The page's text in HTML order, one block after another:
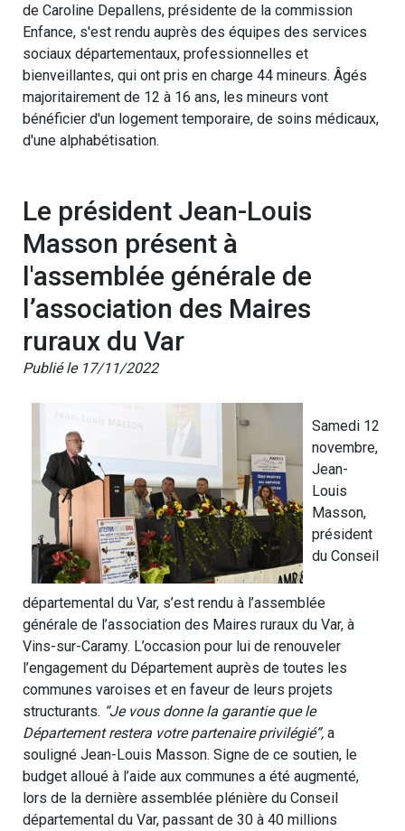
de Caroline Depallens, présidente de la commission
Enfance, s'est rendu auprès des équipes des services
sociaux départementaux, professionnelles et
bienveillantes, qui ont pris en charge 44 mineurs. Âgés
majoritairement de 12 à 16 ans, les mineurs vont
bénéficier d'un logement temporaire, de soins médicaux,
d'une alphabétisation.
Le président Jean-Louis
Masson présent à
l'assemblée générale de
l’association des Maires
ruraux du Var
Publié le 17/11/2022
Samedi 12
novembre,
Jean-
Louis
Masson,
président
du Conseil
départemental du Var, s’est rendu à l’assemblée
générale de l’association des Maires ruraux du Var, à
Vins-sur-Caramy. L’occasion pour lui de renouveler
l’engagement du Département auprès de toutes les
communes varoises et en faveur de leurs projets
structurants. “Je vous donne la garantie que le
Département restera votre partenaire privilégié”, a
souligné Jean-Louis Masson. Signe de ce soutien, le
budget alloué à l’aide aux communes a été augmenté,
lors de la dernière assemblée plénière du Conseil
départemental du Var, passant de 30 à 40 millions